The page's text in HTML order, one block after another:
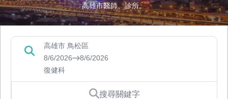
高雄市醫師、診所。
高雄市 鳥松區
8/6/2026
8/6/2026
復健科
搜尋關鍵字